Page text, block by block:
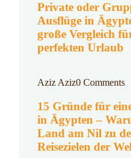
Private oder
Ausflüge in
große Vergleich
perfekten Urlaub
Aziz Aziz0 Comments
15 Gründe für
in Ägypten –
Land am Nil zu
Reisezielen der